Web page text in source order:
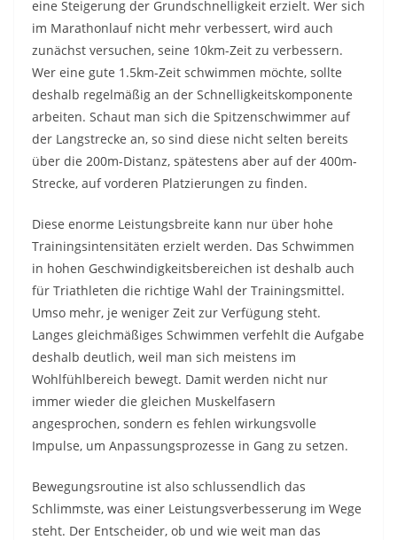
eine Steigerung der Grundschnelligkeit erzielt. Wer sich
im Marathonlauf nicht mehr verbessert, wird auch
zunächst versuchen, seine 10km-Zeit zu verbessern.
Wer eine gute 1.5km-Zeit schwimmen möchte, sollte
deshalb regelmäßig an der Schnelligkeitskomponente
arbeiten. Schaut man sich die Spitzenschwimmer auf
der Langstrecke an, so sind diese nicht selten bereits
über die 200m-Distanz, spätestens aber auf der 400m-
Strecke, auf vorderen Platzierungen zu finden.
Diese enorme Leistungsbreite kann nur über hohe
Trainingsintensitäten erzielt werden. Das Schwimmen
in hohen Geschwindigkeitsbereichen ist deshalb auch
für Triathleten die richtige Wahl der Trainingsmittel.
Umso mehr, je weniger Zeit zur Verfügung steht.
Langes gleichmäßiges Schwimmen verfehlt die Aufgabe
deshalb deutlich, weil man sich meistens im
Wohlfühlbereich bewegt. Damit werden nicht nur
immer wieder die gleichen Muskelfasern
angesprochen, sondern es fehlen wirkungsvolle
Impulse, um Anpassungsprozesse in Gang zu setzen.
Bewegungsroutine ist also schlussendlich das
Schlimmste, was einer Leistungsverbesserung im Wege
steht. Der Entscheider, ob und wie weit man das